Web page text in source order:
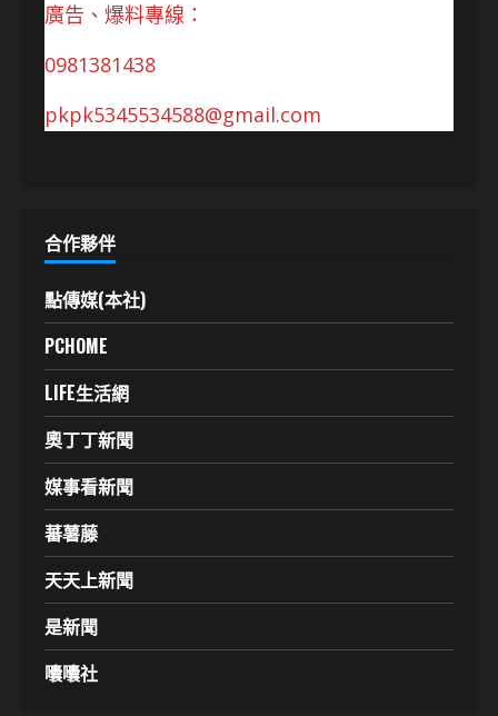
廣告、爆料專線：
0981381438
pkpk5345534588@gmail.com
合作夥伴
點傳媒(本社)
PCHOME
LIFE生活網
奧丁丁新聞
媒事看新聞
蕃薯藤
天天上新聞
是新聞
囔囔社